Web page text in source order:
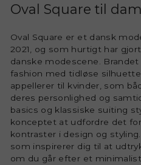
Oval Square til
Oval Square er et dansk
2021, og som hurtigt har
danske modescene.
fashion med tidløse
appellerer til kvinder, som
deres personlighed og
basics og klassiske suiting
konceptet at udfordre det
kontraster i design og
som inspirerer dig til at
om du går efter et